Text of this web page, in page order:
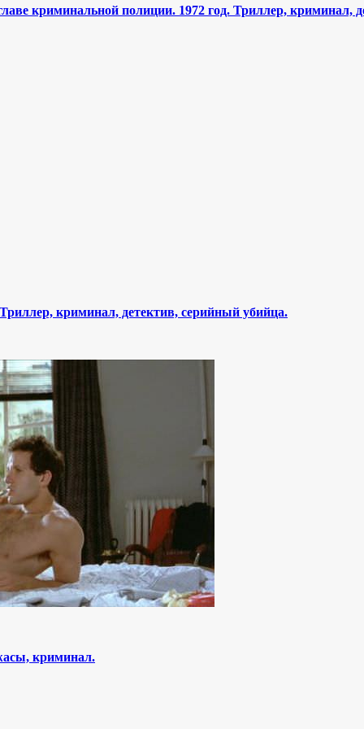
криминальной полиции. 1972 год. Триллер, криминал,
криминал, детектив, серийный убийца.
криминал.